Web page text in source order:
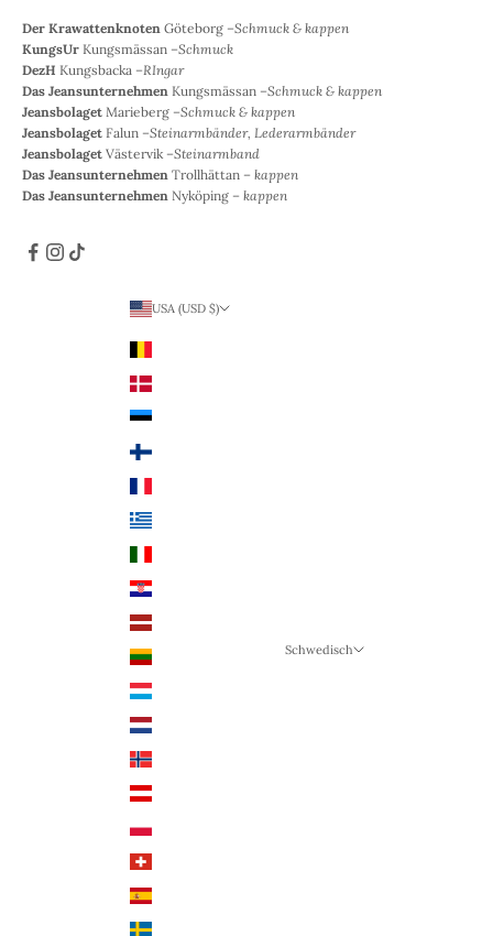
Der Krawattenknoten Göteborg –Schmuck & kappen
KungsUr Kungsmässan –Schmuck
DezH Kungsbacka –RIngar
Das Jeansunternehmen Kungsmässan –Schmuck & kappen
Jeansbolaget Marieberg –Schmuck & kappen
Jeansbolaget Falun –Steinarmbänder, Lederarmbänder
Jeansbolaget Västervik –Steinarmband
Das Jeansunternehmen Trollhättan – kappen
Das Jeansunternehmen Nyköping – kappen
USA (USD $)
Dänemark (DKK)
Estland (EUR €)
Finnland (EUR €)
Griechenland (EUR €)
Kroatien (EUR €)
Lettland (EUR €)
Litauen (EUR €)
Luxemburg (EUR €)
Niederlande (EUR €)
Norwegen (NOK)
Österreich (EUR €)
Polen (PLN)
Spanien (EUR €)
Schweden (SEK)
Schwedisch